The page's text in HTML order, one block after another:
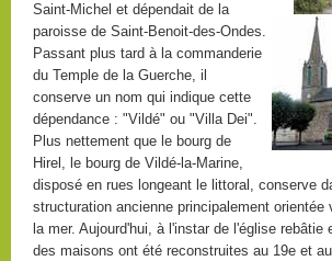
Saint-Michel et dépendait de la
paroisse de Saint-Benoit-des-Ondes.
Passant plus tard à la commanderie
du Temple de la Guerche, il
conserve un nom qui indique cette
dépendance : "Vildé" ou "Villa Dei".
Plus nettement que le bourg de
Hirel, le bourg de Vildé-la-Marine,
disposé en rues longeant le littoral, conserve
structuration ancienne principalement
la mer. Aujourd'hui, à l'instar de l'église rebâtie
des maisons ont été reconstruites au 19e et